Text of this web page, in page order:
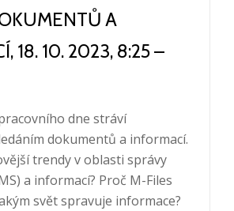
A
18. 10. 2023, 8:25 –
dne stráví
dokumentů a informací.
trendy v oblasti správy
a informací? Proč M-Files
svět spravuje informace?